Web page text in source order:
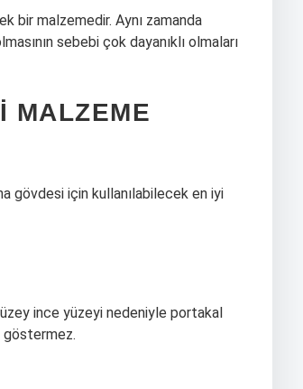
bir malzemedir. Aynı zamanda
sebebi çok dayanıklı olmaları
MALZEME
gövdesi için kullanılabilecek en iyi
ince yüzeyi nedeniyle portakal
göstermez.